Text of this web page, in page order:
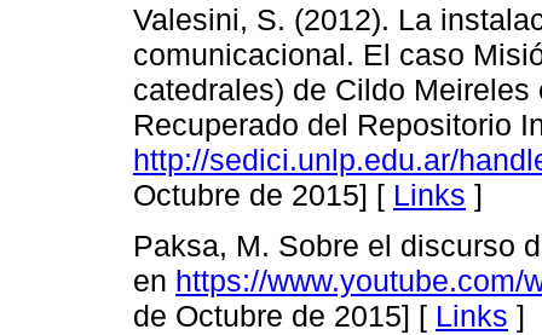
Valesini, S. (2012). La
comunicacional. El caso
catedrales) de Cildo
Recuperado del Repositorio
http://sedici.unlp.edu.ar/
Octubre de 2015] [ Links ]
Paksa, M. Sobre el discurso
en https://www.youtube.com/
de Octubre de 2015] [ Links ]